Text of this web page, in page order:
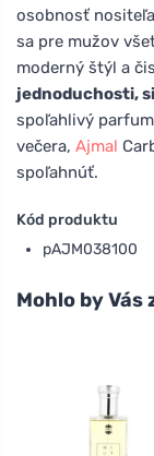
osobnosť
sa pre mužov
moderný štýl a
jednoduchosti,
spoľahlivý
večera, Ajmal
spoľahnúť.
Kód produktu
pAJM038100
Mohlo by Vás